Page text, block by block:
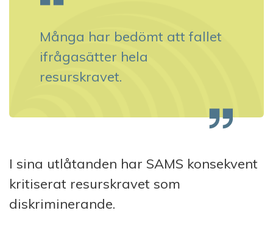
Många har bedömt att fallet
ifrågasätter hela
resurskravet.
I sina utlåtanden har SAMS konsekvent
kritiserat resurskravet som
diskriminerande.